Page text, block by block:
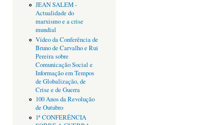
JEAN SALEM -
Actualidade do
marxismo e a crise
mundial
Vídeo da Conferência de
Bruno de Carvalho e Rui
Pereira sobre
Comunicação Social e
Informação em Tempos
de Globalização, de
Crise e de Guerra
100 Anos da Revolução
de Outubro
1ª CONFERÊNCIA